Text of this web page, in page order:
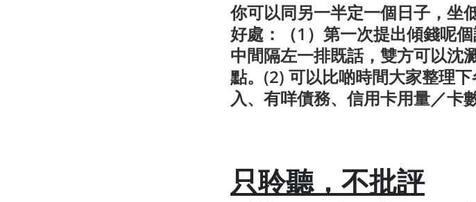
你可以同另一半定一個日子，坐
好處：（1）第一次提出傾錢呢
中間隔左一排既話，雙方可以沈
點。(2) 可以比啲時間大家整理
入、有咩債務、信用卡用量／卡
只聆聽，不批評